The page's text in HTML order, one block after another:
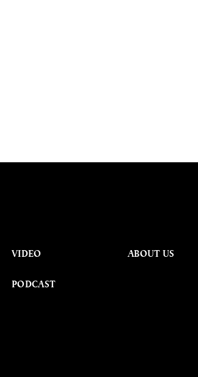
VIDEO
PODCAST
ABOUT US